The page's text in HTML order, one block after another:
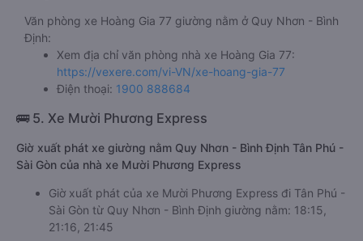
Văn phòng xe Hoàng Gia 77 giường nằm ở Quy Nhơn - Bình
Định:
Xem địa chỉ văn phòng nhà xe Hoàng Gia 77:
https://vexere.com/vi-VN/xe-hoang-gia-77
Điện thoại: 1900 888684
🚌 5. Xe Mười Phương Express
Giờ xuất phát xe giường nằm Quy Nhơn - Bình Định Tân Phú -
Sài Gòn của nhà xe Mười Phương Express
Giờ xuất phát của xe Mười Phương Express đi Tân Phú -
Sài Gòn từ Quy Nhơn - Bình Định giường nằm: 18:15,
21:16, 21:45